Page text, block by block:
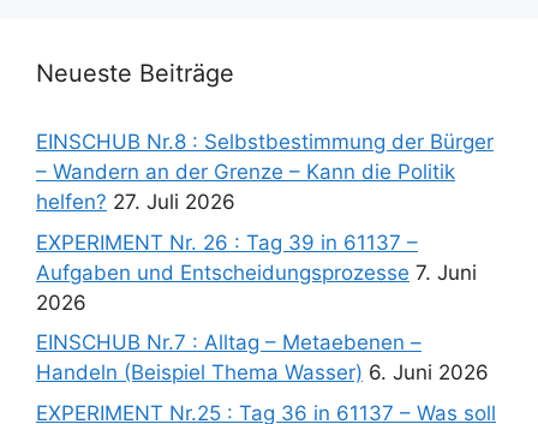
Neueste Beiträge
EINSCHUB Nr.8 : Selbstbestimmung der Bürger
– Wandern an der Grenze – Kann die Politik
helfen? 27. Juli 2026
EXPERIMENT Nr. 26 : Tag 39 in 61137 –
Aufgaben und Entscheidungsprozesse 7. Juni
2026
EINSCHUB Nr.7 : Alltag – Metaebenen –
Handeln (Beispiel Thema Wasser) 6. Juni 2026
EXPERIMENT Nr.25 : Tag 36 in 61137 – Was soll